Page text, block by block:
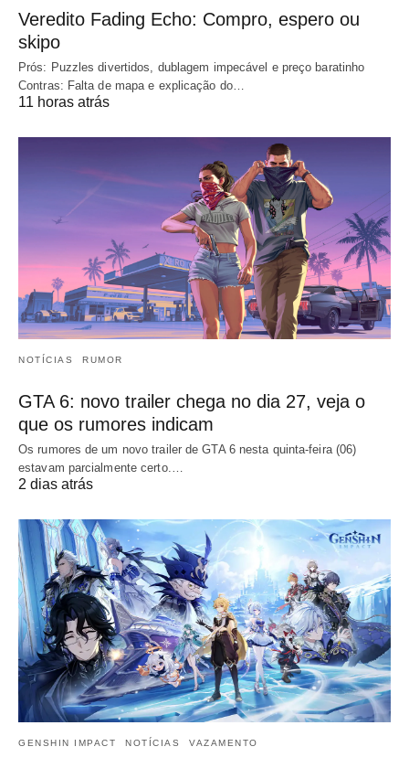
Veredito Fading Echo: Compro, espero ou
skipo
Prós: Puzzles divertidos, dublagem impecável e preço baratinho
Contras: Falta de mapa e explicação do…
11 horas atrás
NOTÍCIAS RUMOR
GTA 6: novo trailer chega no dia 27, veja o
que os rumores indicam
Os rumores de um novo trailer de GTA 6 nesta quinta-feira (06)
estavam parcialmente certo.…
2 dias atrás
GENSHIN IMPACT NOTÍCIAS VAZAMENTO